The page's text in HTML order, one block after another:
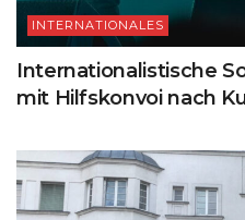
INTERNATIONALES
Internationalistische
mit Hilfskonvoi nach